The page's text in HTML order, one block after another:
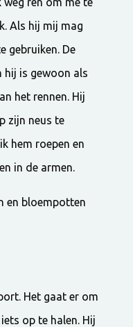
Als hij mij mag
gebruiken. De
hij is gewoon als
het rennen. Hij
zijn neus te
hem roepen en
in de armen.
en bloempotten
Het gaat er om
op te halen. Hij